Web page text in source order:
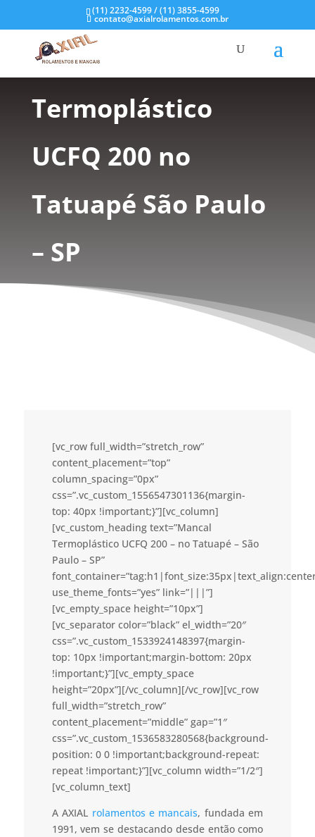
(11) 2232-4599 / (11) 3855-4599
contato@axialrolamentos.com.br
Mancal
Termoplástico
UCFQ 200 no
Tatuapé São Paulo
– SP
[vc_row full_width=”stretch_row”
content_placement=”top”
column_spacing=”0px”
css=”.vc_custom_1556547301136{margin-
top: 40px !important;}”][vc_column]
[vc_custom_heading text=”Mancal
Termoplástico UCFQ 200 – no Tatuapé – São
Paulo – SP”
use_theme_fonts=”yes” link=”|||”]
[vc_empty_space height=”10px”]
[vc_separator color=”black” el_width=”20″
css=”.vc_custom_1533924148397{margin-
top: 10px !important;margin-bottom: 20px
!important;}”][vc_empty_space
height=”20px”][/vc_column][/vc_row][vc_row
full_width=”stretch_row”
content_placement=”middle” gap=”1″
css=”.vc_custom_1536583280568{background-
position: 0 0 !important;background-repeat:
repeat !important;}”][vc_column width=”1/2″]
[vc_column_text]
A AXIAL rolamentos e mancais, fundada em
1991, vem se destacando desde então como